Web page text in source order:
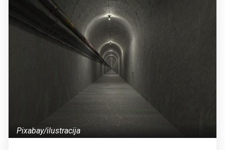
Pixabay/ilustracija